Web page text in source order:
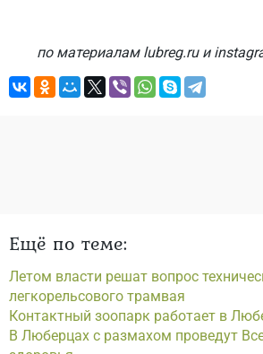
по материалам lubreg.ru и
Ещё по теме:
Летом власти решат вопрос
легкорельсового трамвая
Контактный зоопарк работает в
В Люберцах с размахом проведут